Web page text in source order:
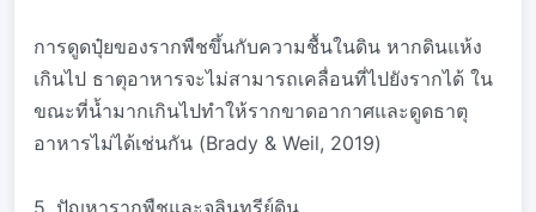
การดูดปุ๋ยของรากพืชขึ้นกับความชื้นในดิน หากดินแห้ง
เกินไป ธาตุอาหารจะไม่สามารถเคลื่อนที่ไปยังรากได้ ใน
ขณะที่น้ำมากเกินไปทำให้รากขาดอากาศและดูดธาตุ
อาหารไม่ได้เช่นกัน (Brady & Weil, 2019)
5. ปัญหารากพืชและจุลินทรีย์ดิน